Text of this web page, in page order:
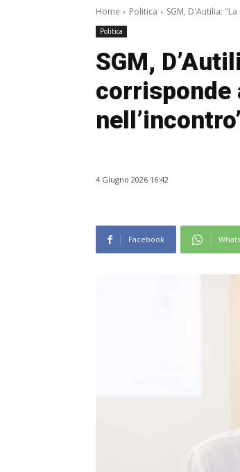
Home Politica SGM, D'Autilia:
Politica
SGM,
corrisponde
4 Giugno 2026 16:42
Facebook